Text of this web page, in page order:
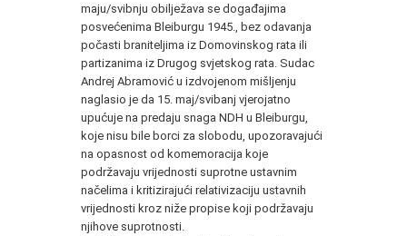
maju/svibnju obilježava se događajima
posvećenima Bleiburgu 1945., bez odavanja
počasti braniteljima iz Domovinskog rata ili
partizanima iz Drugog svjetskog rata. Sudac
Andrej Abramović u izdvojenom mišljenju
naglasio je da 15. maj/svibanj vjerojatno
upućuje na predaju snaga NDH u Bleiburgu,
koje nisu bile borci za slobodu, upozoravajući
na opasnost od komemoracija koje
podržavaju vrijednosti suprotne ustavnim
načelima i kritizirajući relativizaciju ustavnih
vrijednosti kroz niže propise koji podržavaju
njihove suprotnosti.